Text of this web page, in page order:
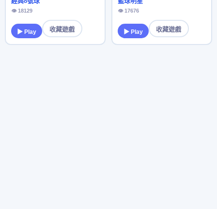
👁 18129
▶ Play 收藏遊戲
👁 17676
▶ Play 收藏遊戲